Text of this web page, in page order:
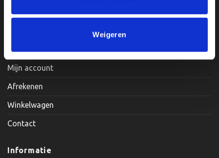
Weigeren
Mijn account
Afrekenen
Winkelwagen
Contact
Informatie